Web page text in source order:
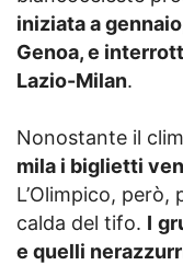
iniziata a
Genoa, e
Lazio-Milan.
Nonostante il
mila i biglietti
L’Olimpico,
calda del tifo. I
e quelli